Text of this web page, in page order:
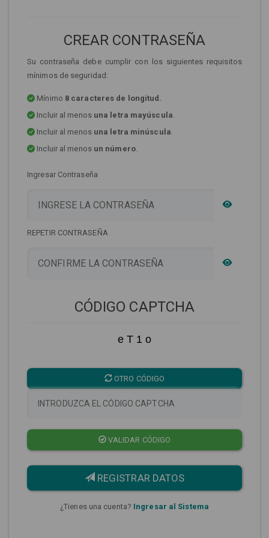
CREAR CONTRASEÑA
Su contraseña debe cumplir con los siguientes requisitos
mínimos de seguridad:
Mínimo 8 caracteres de longitud.
Incluir al menos una letra mayúscula.
Incluir al menos una letra minúscula.
Incluir al menos un número.
Ingresar Contraseña
REPETIR CONTRASEÑA
CÓDIGO CAPTCHA
e T 1 o
OTRO CÓDIGO
VALIDAR CÓDIGO
REGISTRAR DATOS
¿Tienes una cuenta? Ingresar al Sistema